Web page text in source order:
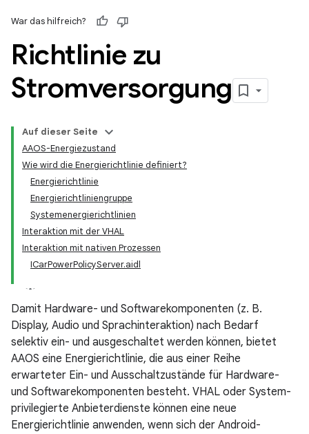
War das hilfreich?
Richtlinie zu
Stromversorgung
Auf dieser Seite
AAOS-Energiezustand
Wie wird die Energierichtlinie definiert?
Energierichtlinie
Energierichtliniengruppe
Systemenergierichtlinien
Interaktion mit der VHAL
Interaktion mit nativen Prozessen
ICarPowerPolicyServer.aidl
Damit Hardware- und Softwarekomponenten (z. B.
Display, Audio und Sprachinteraktion) nach Bedarf
selektiv ein- und ausgeschaltet werden können, bietet
AAOS eine Energierichtlinie, die aus einer Reihe
erwarteter Ein- und Ausschaltzustände für Hardware-
und Softwarekomponenten besteht. VHAL oder System-
privilegierte Anbieterdienste können eine neue
Energierichtlinie anwenden, wenn sich der Android-